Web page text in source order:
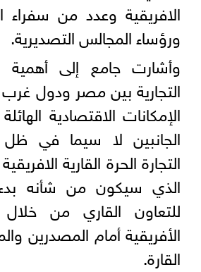
الافريقية وعدد من سفراء
ورؤساء المجالس التصديرية.
وأشارت جامع إلى أهمية
التجارية بين مصر ودول
الإمكانات الاقتصادية
الجانبين لا سيما في ظل
التجارة الحرة القارية
الذي سيكون من شأنه
للتعاون القاري من
الأفريقية أمام المصدرين
القارة.